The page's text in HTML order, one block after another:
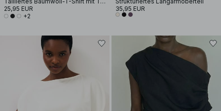
25,95 EUR
+2
35,95 EUR